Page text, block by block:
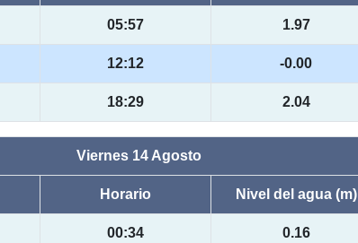
05:57 1.97
12:12 -0.00
18:29 2.04
Viernes 14 Agosto
Horario Nivel del agua (m)
00:34 0.16